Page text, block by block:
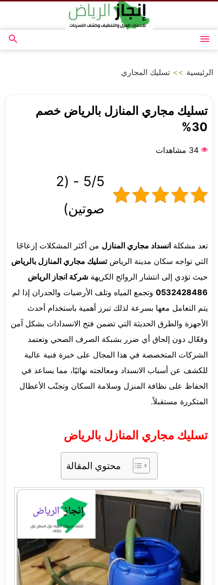
المحتوى
القائمة
بحث
الرئيسية >> تسليك المجاري
تسليك مجاري المنازل بالرياض خصم
30%
34 مشاهدات
5/5 - (2
صوتين)
تعد مشكلة انسداد مجاري المنازل من أكثر المشكلات إزعاجًا
التي تواجه سكان مدينة الرياضتسليك مجاري المنازل بالرياض
حيث تؤدي إلى انتشار الروائح الكريهة شركة انجاز الرياض
0532428486 وتجمع المياه وتلف الأرضيات والجدران إذا لم
يتم التعامل معها بسرعة لذلك تبرز أهمية باستخدام أحدث
الأجهزة والطرق الحديثة التي تضمن فتح الانسدادات بشكل آمن
وفعّال دون إلحاق أي ضرر بشبكة الصرف الصحي وتعتمد
الشركات المتخصصة في هذا المجال على خبرة فنية عالية
للكشف عن أسباب الانسداد ومعالجته نهائيًا، مما يساعد في
الحفاظ على نظافة المنزل وسلامة السكان وتجنّب الأعطال
المتكررة مستقبلاً.
تسليك مجاري المنازل بالرياض
محتوي المقالة